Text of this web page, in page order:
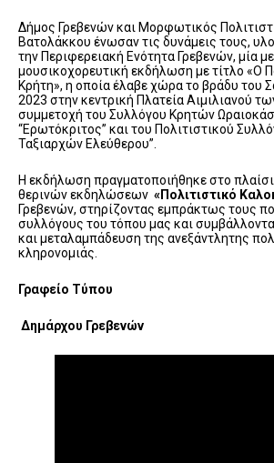
Δήμος Γρεβενών και Μορφωτικός
Βατολάκκου ένωσαν τις δυνάμεις τους,
την Περιφερειακή Ενότητα Γρεβενών, μία
μουσικοχορευτική εκδήλωση με τίτλο «Ο
Κρήτη», η οποία έλαβε χώρα το βράδυ του
2023 στην κεντρική Πλατεία Αιμιλιανού
συμμετοχή του Συλλόγου Κρητών
“Ερωτόκριτος” και του Πολιτιστικού
Ταξιαρχών Ελεύθερου”.
Η εκδήλωση πραγματοποιήθηκε στο
θερινών εκδηλώσεων «Πολιτιστικό
Γρεβενών, στηρίζοντας εμπράκτως τους
συλλόγους του τόπου μας και
και μεταλαμπάδευση της ανεξάντλητης
κληρονομιάς.
Γραφείο Τύπου
Δημάρχου Γρεβενών